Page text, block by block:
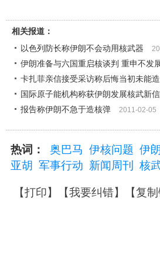
相关报道：
以色列防长称伊朗不会动用核武器
伊朗准备与六国重启核谈判 重申不发
卡扎菲亲信接受采访称后悔当初未能
国际原子能机构称获伊朗发展核武新
报告称伊朗不急于造核弹 2011-02-05
热词： 奥巴马 伊核问题 伊
亚胡
军事行动 新闻周刊 核
【打印】【我要纠错】【复